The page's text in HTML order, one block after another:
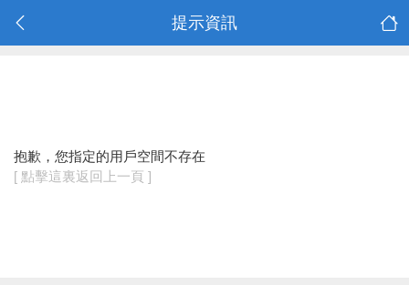
提示資訊
抱歉，您指定的用戶空間不存在
[ 點擊這裏返回上一頁 ]